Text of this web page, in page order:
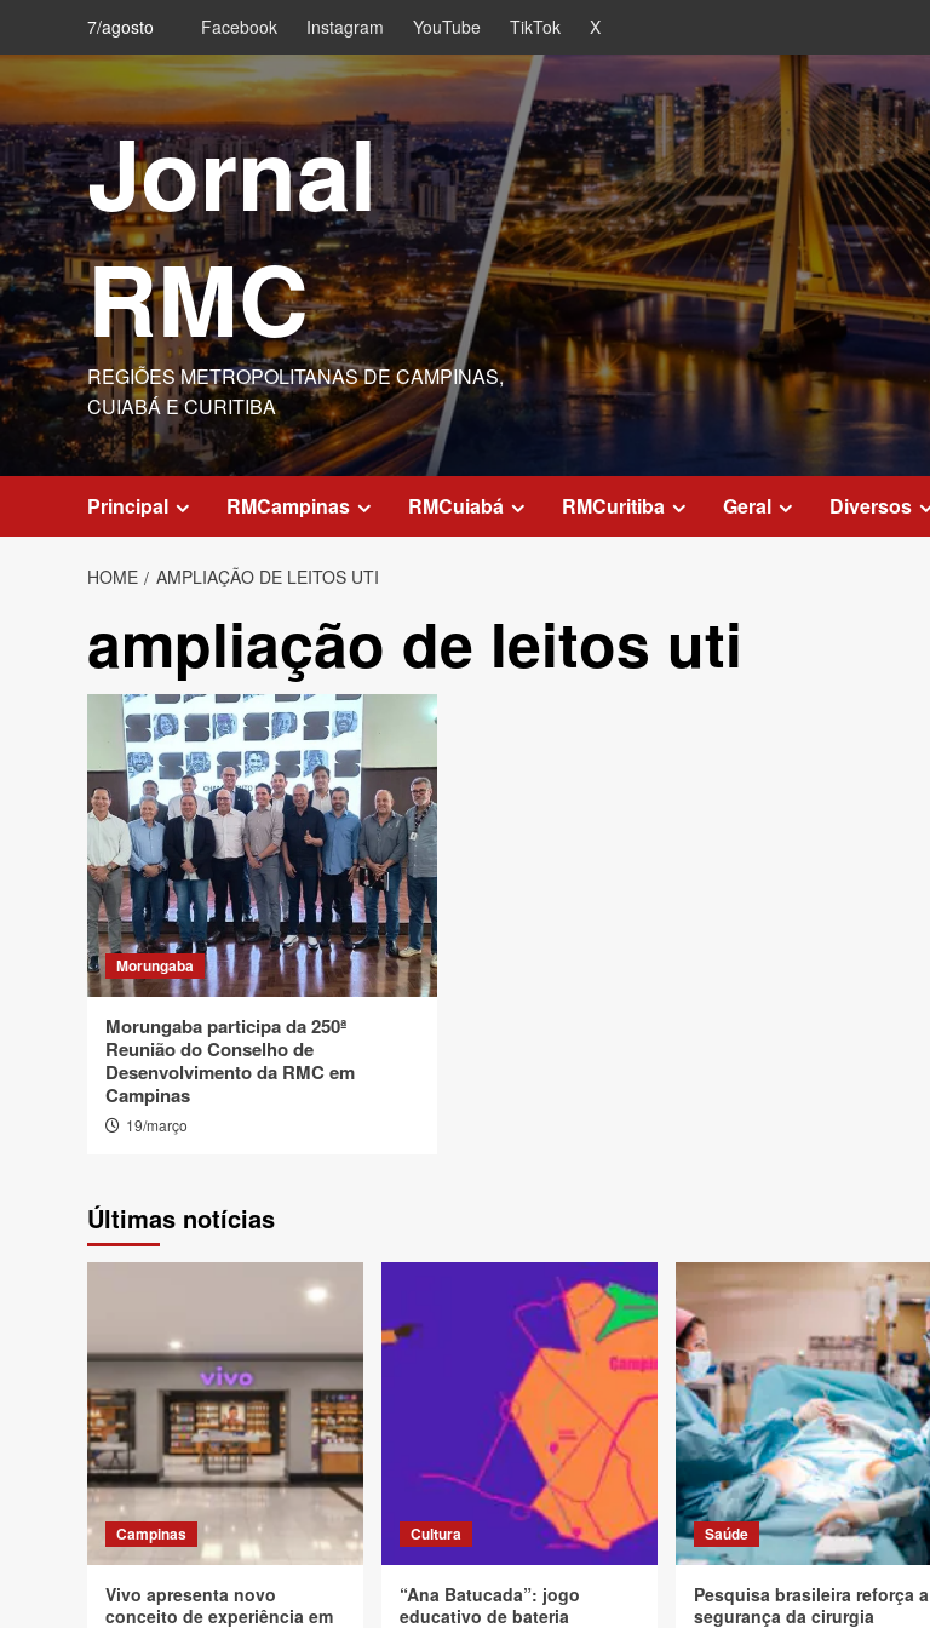
content
7/agosto Facebook Instagram YouTube TikTok X
Jornal
RMC
REGIÕES METROPOLITANAS DE CAMPINAS,
CUIABÁ E CURITIBA
Principal RMCampinas RMCuiabá RMCuritiba Geral Diversos
HOME AMPLIAÇÃO DE LEITOS UTI
ampliação de leitos uti
Morungaba
Morungaba participa da 250ª
Reunião do Conselho de
Desenvolvimento da RMC em
Campinas
19/março
Últimas notícias
Campinas
Vivo apresenta novo
conceito de experiência em
Cultura
“Ana Batucada”: jogo
educativo de bateria
Saúde
Pesquisa brasileira reforça a
segurança da cirurgia